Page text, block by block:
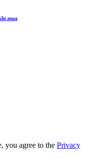
mua
you agree to the Privacy